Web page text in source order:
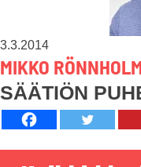
3.3.2014
MIKKO
SÄÄTIÖN